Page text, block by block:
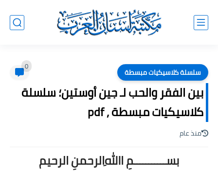
سلسلة كلاسيكيات مبسطة 0
بين الفقر والحب لـ جين أوستين؛ سلسلة
كلاسيكيات مبسطة , pdf
منذ عام
بســـــــــــمِ اﷲِالرحمنِ الرحيم